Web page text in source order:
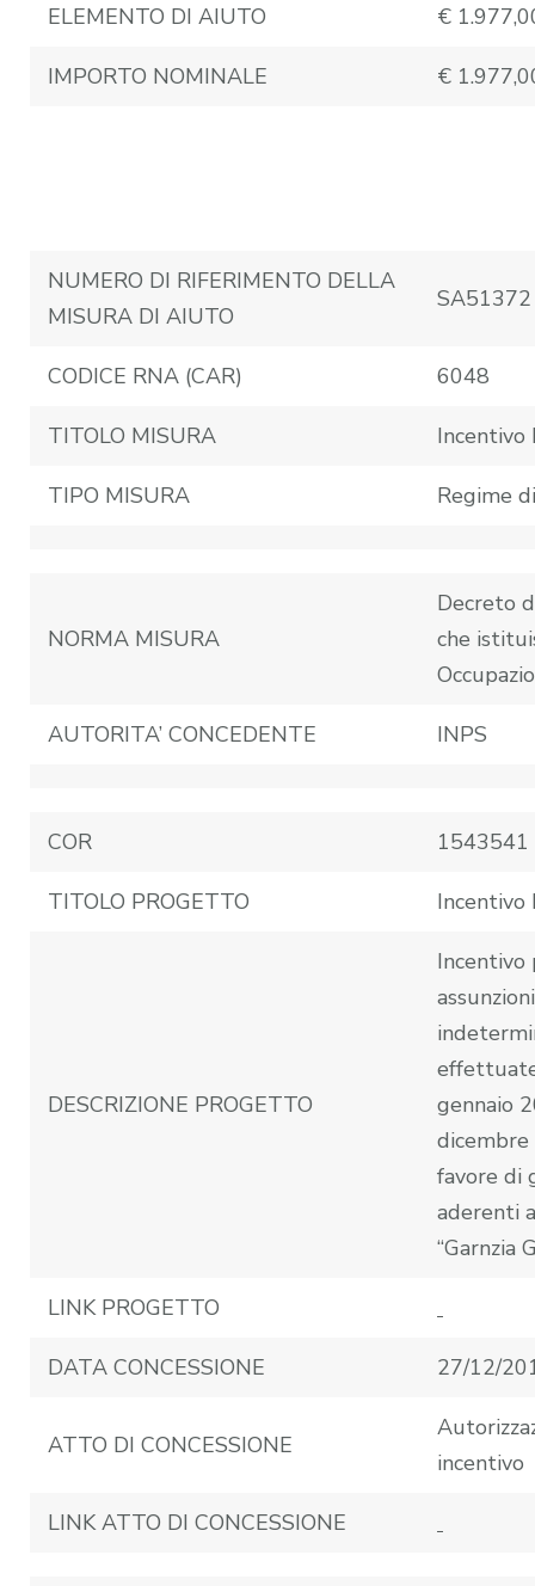
ELEMENTO DI AIUTO €
IMPORTO NOMINALE €
NUMERO DI RIFERIMENTO DELLA
MISURA DI AIUTO
SA51372
CODICE RNA (CAR) 6048
TITOLO MISURA Incentivo
TIPO MISURA Regime
NORMA MISURA
Decreto
che
AUTORITA’ CONCEDENTE INPS
COR 1543541
TITOLO PROGETTO Incentivo
DESCRIZIONE PROGETTO
Incentivo
gennaio
favore di
aderenti
“Garnzia
LINK PROGETTO
DATA CONCESSIONE 27/12/
ATTO DI CONCESSIONE
incentivo
LINK ATTO DI CONCESSIONE